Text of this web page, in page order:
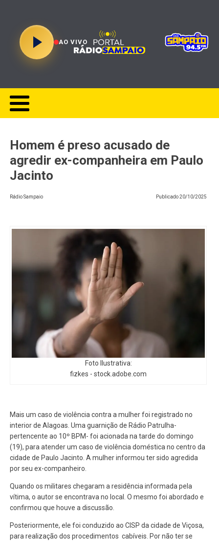
AO VIVO
Homem é preso acusado de
agredir ex-companheira em Paulo
Jacinto
Rádio Sampaio Publicado20/10/2025
Foto Ilustrativa:
fizkes - stock.adobe.com
Mais um caso de violência contra a mulher foi registrado no
interior de Alagoas. Uma guarnição de Rádio Patrulha-
pertencente ao 10º BPM- foi acionada na tarde do domingo
(19), para atender um caso de violência doméstica no centro da
cidade de Paulo Jacinto. A mulher informou ter sido agredida
por seu ex-companheiro.
Quando os militares chegaram a residência informada pela
vítima, o autor se encontrava no local. O mesmo foi abordado e
confirmou que houve a discussão.
Posteriormente, ele foi conduzido ao CISP da cidade de Viçosa,
para realização dos procedimentos cabíveis. Por não ter se